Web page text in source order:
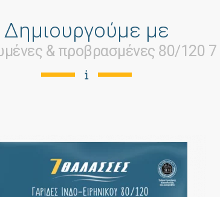
Δημιουργούμε με
& προβρασμένες 80/120